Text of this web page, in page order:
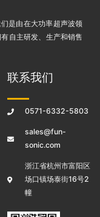
们是由在大功率超声波领
自主研发、生产和销售
联系我们
0571-6332-5803
sales@fun-
sonic.com
浙江省杭州市富阳区
场口镇场泰街16号2
幢